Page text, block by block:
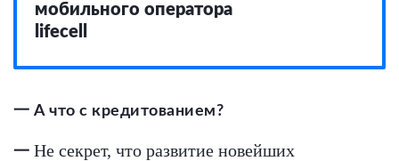
мобильного оператора
lifecell
一 А что с кредитованием?
一 Не секрет, что развитие новейших